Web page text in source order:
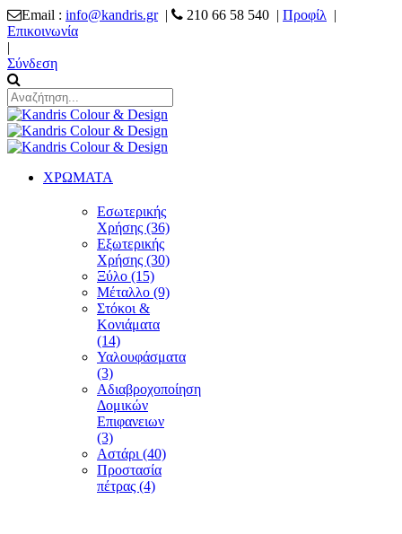
Email : info@kandris.gr| 210 66 58 540 | Προφίλ |
Επικοινωνία
|
Σύνδεση
ΧΡΩΜΑΤΑ
Εσωτερικής
Χρήσης (36)
Εξωτερικής
Χρήσης (30)
Ξύλο (15)
Μέταλλο (9)
Στόκοι &
Κονιάματα
(14)
Υαλουφάσματα
(3)
Αδιαβροχοποίηση
Δομικών
Επιφανειων
(3)
Αστάρι (40)
Προστασία
πέτρας (4)